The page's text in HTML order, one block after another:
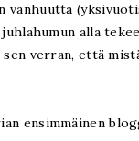
vanhuutta
juhlahumun alla
sen verran, että
ensimmäinen